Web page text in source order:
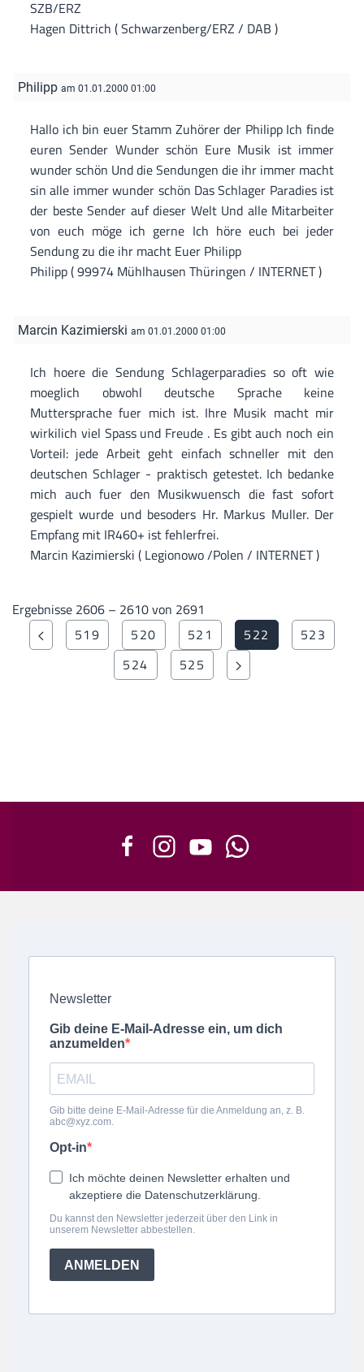
SZB/ERZ
Hagen Dittrich ( Schwarzenberg/ERZ / DAB )
Philipp am 01.01.2000 01:00
Hallo ich bin euer Stamm Zuhörer der Philipp Ich finde
euren Sender Wunder schön Eure Musik ist immer
wunder schön Und die Sendungen die ihr immer macht
sin alle immer wunder schön Das Schlager Paradies ist
der beste Sender auf dieser Welt Und alle Mitarbeiter
von euch möge ich gerne Ich höre euch bei jeder
Sendung zu die ihr macht Euer Philipp
Philipp ( 99974 Mühlhausen Thüringen / INTERNET )
Marcin Kazimierski am 01.01.2000 01:00
Ich hoere die Sendung Schlagerparadies so oft wie
moeglich obwohl deutsche Sprache keine
Muttersprache fuer mich ist. Ihre Musik macht mir
wirkilich viel Spass und Freude . Es gibt auch noch ein
Vorteil: jede Arbeit geht einfach schneller mit den
deutschen Schlager - praktisch getestet. Ich bedanke
mich auch fuer den Musikwuensch die fast sofort
gespielt wurde und besoders Hr. Markus Muller. Der
Empfang mit IR460+ ist fehlerfrei.
Marcin Kazimierski ( Legionowo /Polen / INTERNET )
Ergebnisse 2606 – 2610 von 2691
519
520 521 522
523
524
525